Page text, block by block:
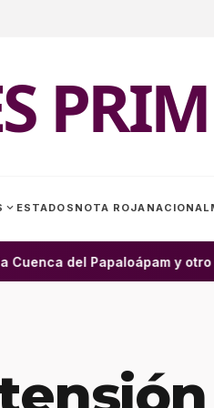
expand_more ESTADOS NOTA ROJA NACIONAL
del Papaloápam y otro